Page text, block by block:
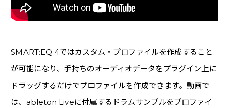
SMART:EQ 4ではカスタム・プロファイルを作成すること
が可能になり、手持ちのオーディオデータをプラグイン上に
ドラッグするだけでプロファイルを作成できます。動画で
は、ableton Liveに付属するドラムサンプルをプロファイ